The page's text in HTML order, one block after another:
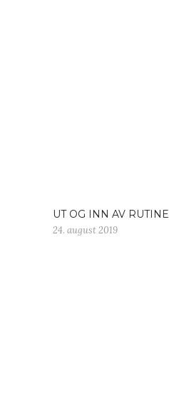
UT OG INN AV RUTINE
24. august 2019